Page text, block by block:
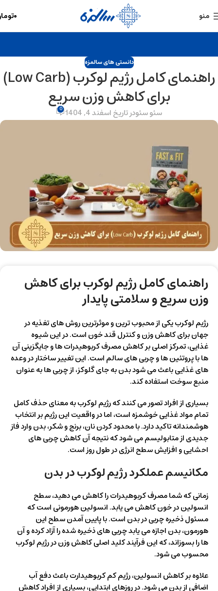
منو ۰
دانستی های سالمزه
راهنمای کامل رژیم لوکرب (Low Carb)
برای کاهش وزن سریع
سئو سئودر تاریخ اسفند 4, 1404 0
راهنمای کامل رژیم لوکرب برای کاهش
وزن سریع و سلامتی پایدار
رژیم لوکرب یکی از محبوب ترین و موثرترین روش های تغذیه در
جهان برای کاهش وزن و کنترل قند خون است. در این شیوه
غذایی، تمرکز اصلی بر کاهش مصرف کربوهیدرات ها و جایگزینی آن
ها با پروتئین ها و چربی های سالم است. این تغییر ساختار در وعده
های غذایی باعث می شود بدن به جای گلوکز، از چربی ها به عنوان
منبع سوخت استفاده کند.
بسیاری از افراد تصور می کنند که رژیم لوکرب به معنای حذف کامل
تمام مواد غذایی خوشمزه است، اما در واقعیت این رژیم بر انتخاب
هوشمندانه تاکید دارد. با محدود کردن نان، برنج و شکر، بدن وارد فاز
جدیدی از متابولیسم می شود که نتیجه آن کاهش چربی های
احشایی و افزایش سطح انرژی در طول روز است.
مکانیسم عملکرد رژیم لوکرب در بدن
زمانی که شما مصرف کربوهیدرات را کاهش می دهید، سطح
انسولین در خون کاهش می یابد. انسولین هورمونی است که
مسئول ذخیره چربی در بدن است. با پایین آمدن سطح این
هورمون، بدن اجازه می یابد چربی های ذخیره شده را آزاد کرده و آن
ها را بسوزاند، که این فرآیند کلید اصلی کاهش وزن در رژیم لوکرب
محسوب می شود.
علاوه بر کاهش انسولین، رژیم کم کربوهیدارت باعث دفع آب
اضافی از بدن می شود. در روزهای ابتدایی، بسیاری از افراد کاهش